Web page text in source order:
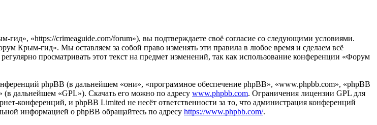
«https://crimeaguide.com/forum»), вы подтверждаете своё согласие со следующими условиями.
Крым-гид». Мы оставляем за собой право изменять эти правила в любое время и сделаем всё
просматривать этот текст на предмет изменений, так как использование конференции «Форум
phpBB (в дальнейшем «они», «программное обеспечение phpBB», «www.phpbb.com», «phpBB
(в дальнейшем «GPL»). Скачать его можно по адресу www.phpbb.com. Ограничения лицензии GPL для
конференций, и phpBB Limited не несёт ответственности за то, что администрация конференций
информацией о phpBB обращайтесь по адресу https://www.phpbb.com/.